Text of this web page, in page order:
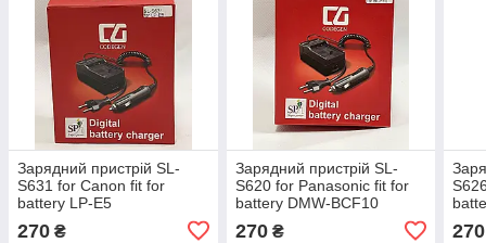
Зарядний пристрій SL-
S631 for Canon fit for
battery LP-E5
270 ₴
Зарядний пристрій SL-
S620 for Panasonic fit for
battery DMW-BCF10
270₴ 270